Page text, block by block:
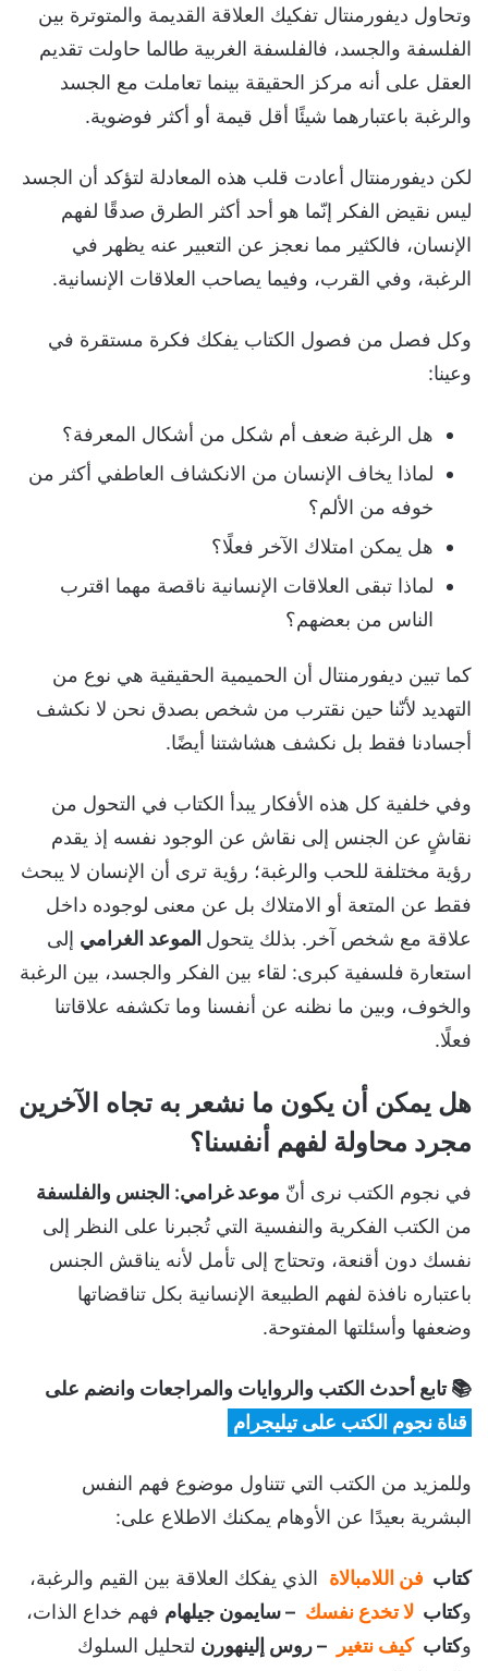
وتحاول ديفورمنتال تفكيك العلاقة القديمة والمتوترة بين
الفلسفة والجسد، فالفلسفة الغربية طالما حاولت تقديم
العقل على أنه مركز الحقيقة بينما تعاملت مع الجسد
والرغبة باعتبارهما شيئًا أقل قيمة أو أكثر فوضوية.
لكن ديفورمنتال أعادت قلب هذه المعادلة لتؤكد أن الجسد
ليس نقيض الفكر إنّما هو أحد أكثر الطرق صدقًا لفهم
الإنسان، فالكثير مما نعجز عن التعبير عنه يظهر في
الرغبة، وفي القرب، وفيما يصاحب العلاقات الإنسانية.
وكل فصل من فصول الكتاب يفكك فكرة مستقرة في
وعينا:
هل الرغبة ضعف أم شكل من أشكال المعرفة؟
لماذا يخاف الإنسان من الانكشاف العاطفي أكثر من
خوفه من الألم؟
هل يمكن امتلاك الآخر فعلًا؟
لماذا تبقى العلاقات الإنسانية ناقصة مهما اقترب
الناس من بعضهم؟
كما تبين ديفورمنتال أن الحميمية الحقيقية هي نوع من
التهديد لأنّنا حين نقترب من شخص بصدق نحن لا نكشف
أجسادنا فقط بل نكشف هشاشتنا أيضًا.
وفي خلفية كل هذه الأفكار يبدأ الكتاب في التحول من
نقاشٍ عن الجنس إلى نقاش عن الوجود نفسه إذ يقدم
رؤية مختلفة للحب والرغبة؛ رؤية ترى أن الإنسان لا يبحث
فقط عن المتعة أو الامتلاك بل عن معنى لوجوده داخل
علاقة مع شخص آخر. بذلك يتحول الموعد الغرامي إلى
استعارة فلسفية كبرى: لقاء بين الفكر والجسد، بين الرغبة
والخوف، وبين ما نظنه عن أنفسنا وما تكشفه علاقاتنا
فعلًا.
هل يمكن أن يكون ما نشعر به تجاه الآخرين
مجرد محاولة لفهم أنفسنا؟
في نجوم الكتب نرى أنّ موعد غرامي: الجنس والفلسفة
من الكتب الفكرية والنفسية التي تُجبرنا على النظر إلى
نفسك دون أقنعة، وتحتاج إلى تأمل لأنه يناقش الجنس
باعتباره نافذة لفهم الطبيعة الإنسانية بكل تناقضاتها
وضعفها وأسئلتها المفتوحة.
📚 تابع أحدث الكتب والروايات والمراجعات وانضم على
قناة نجوم الكتب على تيليجرام
وللمزيد من الكتب التي تتناول موضوع فهم النفس
البشرية بعيدًا عن الأوهام يمكنك الاطلاع على:
كتاب فن اللامبالاة
الذي يفكك العلاقة بين القيم والرغبة،
وكتاب لا تخدع نفسك – سايمون جيلهام فهم خداع الذات،
وكتاب كيف نتغير – روس إلينهورن لتحليل السلوك